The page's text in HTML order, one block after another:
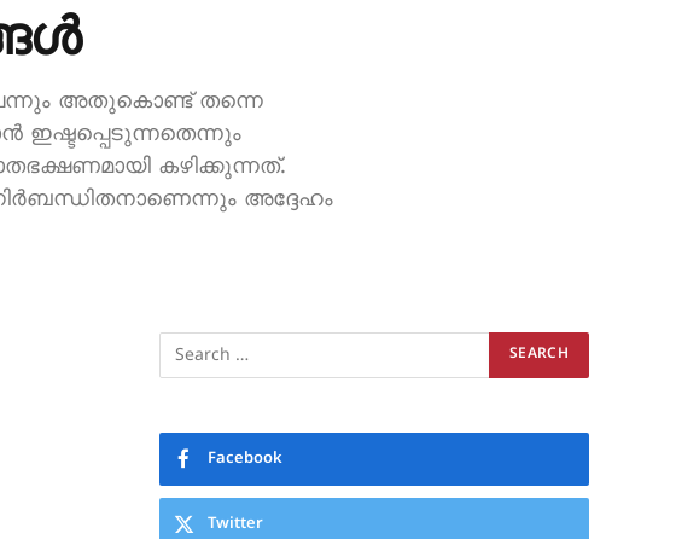
അതുകൊണ്ട് തന്നെ
ഇഷ്ടപ്പെടുന്നതെന്നും
കഴിക്കുന്നത്.
അദ്ദേഹം
Facebook
Twitter